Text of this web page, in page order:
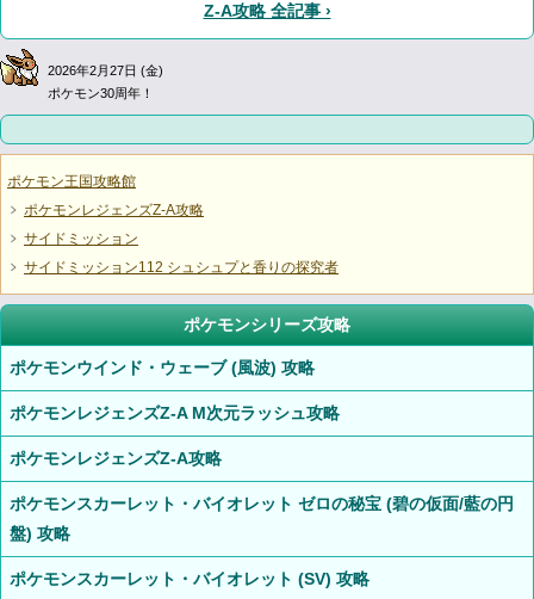
Z-A攻略 全記事 ›
2026年2月27日 (金)
ポケモン30周年！
ポケモン王国攻略館
ポケモンレジェンズZ-A攻略
サイドミッション
サイドミッション112 シュシュプと香りの探究者
ポケモンシリーズ攻略
ポケモンウインド・ウェーブ (風波) 攻略
ポケモンレジェンズZ-A M次元ラッシュ攻略
ポケモンレジェンズZ-A攻略
ポケモンスカーレット・バイオレット ゼロの秘宝 (碧の仮面/藍の円
盤) 攻略
ポケモンスカーレット・バイオレット (SV) 攻略